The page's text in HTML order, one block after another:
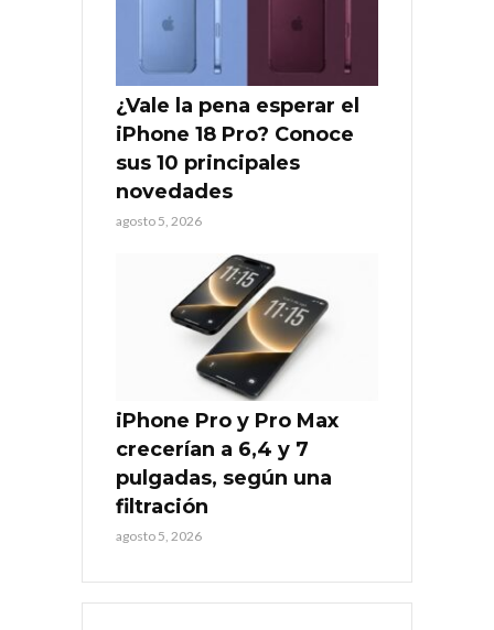
¿Vale la pena esperar el
iPhone 18 Pro? Conoce
sus 10 principales
novedades
agosto 5, 2026
iPhone Pro y Pro Max
crecerían a 6,4 y 7
pulgadas, según una
filtración
agosto 5, 2026